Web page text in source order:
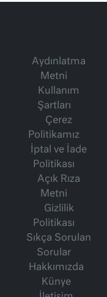
Aydınlatma
Metni
Kullanım
Şartları
Çerez
Politikamız
İptal ve İade
Politikası
Açık Rıza
Metni
Gizlilik
Politikası
Sıkça Sorulan
Sorular
Hakkımızda
Künye